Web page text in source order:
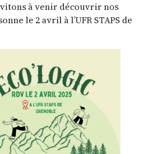
à venir découvrir nos
le 2 avril à l’UFR STAPS de